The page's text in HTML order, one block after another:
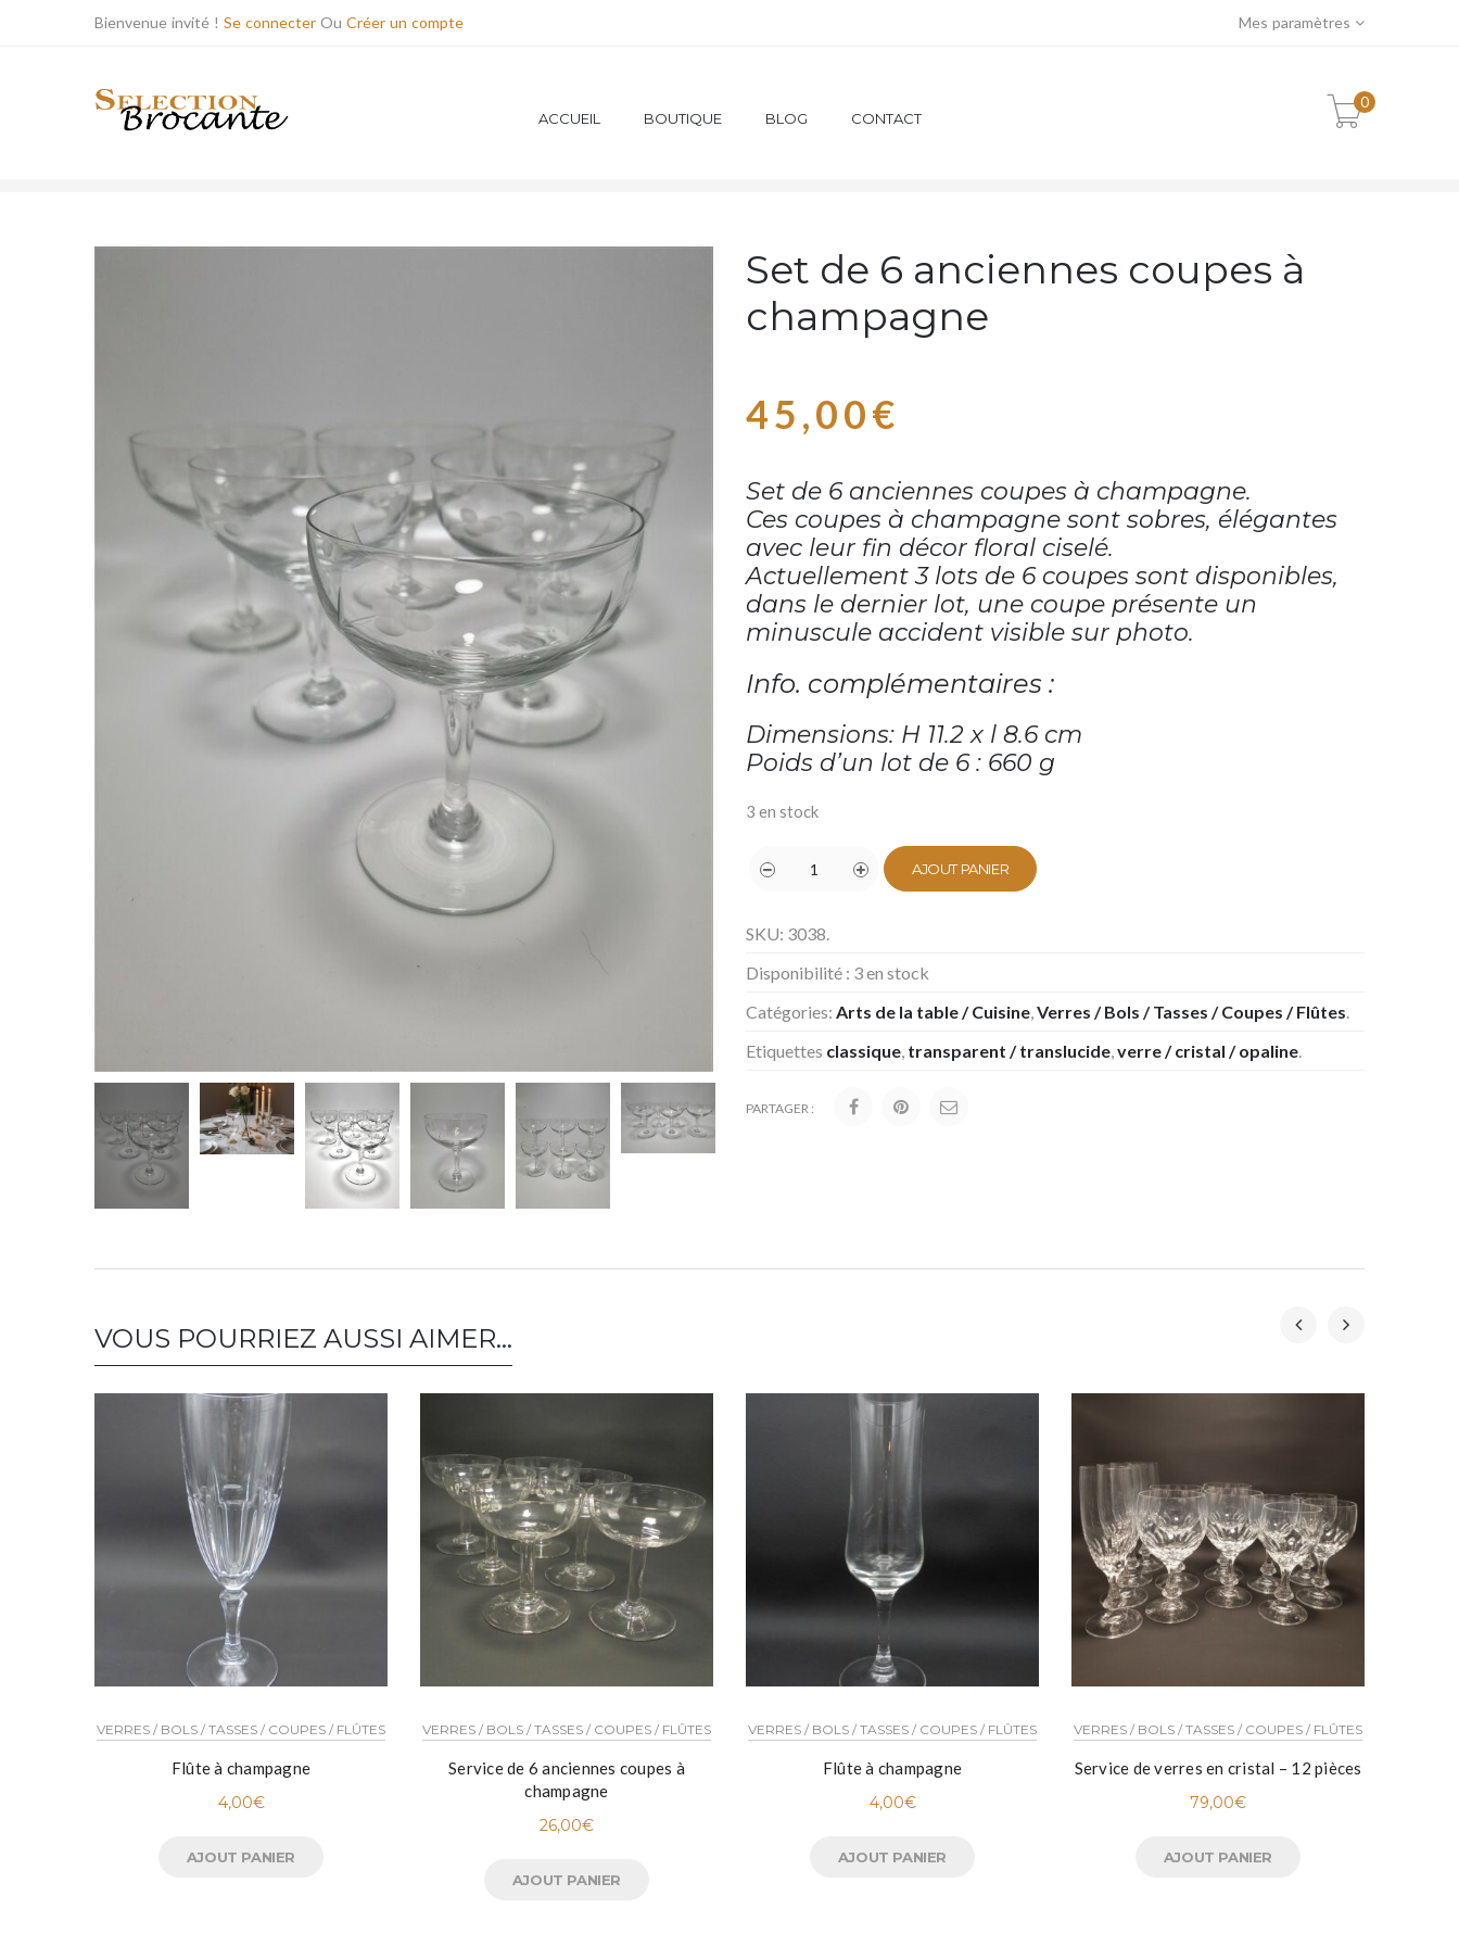
Bienvenue invité ! Se connecter Ou Créer un compte Mes paramètres
ACCUEIL BOUTIQUE BLOG CONTACT
0
Set de 6 anciennes coupes à
champagne
45,00€
Set de 6 anciennes coupes à champagne.
Ces coupes à champagne sont sobres, élégantes
avec leur fin décor floral ciselé.
Actuellement 3 lots de 6 coupes sont disponibles,
dans le dernier lot, une coupe présente un
minuscule accident visible sur photo.
Info. complémentaires :
Dimensions: H 11.2 x l 8.6 cm
Poids d’un lot de 6 : 660 g
3 en stock
AJOUT PANIER
SKU: 3038.
Disponibilité : 3 en stock
Catégories: Arts de la table / Cuisine,Verres / Bols / Tasses / Coupes / Flûtes.
Etiquettes classique, transparent / translucide,verre / cristal / opaline.
PARTAGER :
VOUS POURRIEZ AUSSI AIMER…
VERRES / BOLS / TASSES / COUPES / FLÛTES
Flûte à champagne
4,00€
AJOUT PANIER
VERRES / BOLS / TASSES / COUPES / FLÛTES
Service de 6 anciennes coupes à
champagne
26,00€
AJOUT PANIER
VERRES / BOLS / TASSES / COUPES / FLÛTES
Flûte à champagne
4,00€
AJOUT PANIER
VERRES / BOLS / TASSES / COUPES / FLÛTES
Service de verres en cristal – 12 pièces
79,00€
AJOUT PANIER